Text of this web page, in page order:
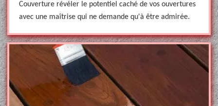
Couverture révéler le potentiel caché de vos ouvertures
avec une maîtrise qui ne demande qu'à être admirée.